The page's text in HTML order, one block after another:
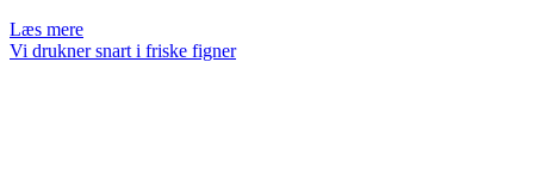
Læs mereKun
de
Vi drukner snart i friske figner